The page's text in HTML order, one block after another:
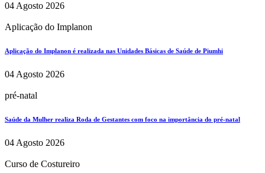
04 Agosto 2026
Aplicação do Implanon
Aplicação do Implanon é realizada nas Unidades Básicas de Saúde de Piumhi
04 Agosto 2026
pré-natal
Saúde da Mulher realiza Roda de Gestantes com foco na importância do pré-natal
04 Agosto 2026
Curso de Costureiro